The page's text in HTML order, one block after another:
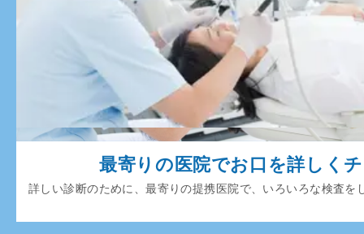
最寄りの医院でお口を詳しく
詳しい診断のために、最寄りの提携医院で、いろいろな検査を